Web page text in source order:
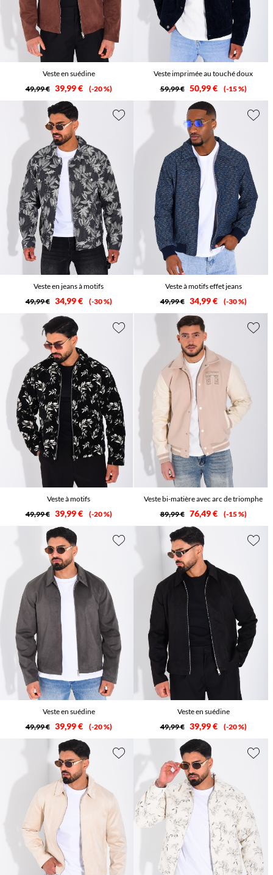
Veste en suédine
49,99 € 39,99 € -20 %
Veste imprimée au touché doux
59,99 € 50,99 € -15 %
Veste en jeans à motifs
49,99 € 34,99 € -30 %
Veste à motifs effet jeans
49,99 € 34,99 € -30 %
Veste à motifs
49,99 € 39,99 € -20 %
Veste bi-matière avec arc de triomphe
89,99 € 76,49 € -15 %
Veste en suédine
49,99 € 39,99 € -20 %
Veste en suédine
49,99 € 39,99 € -20 %